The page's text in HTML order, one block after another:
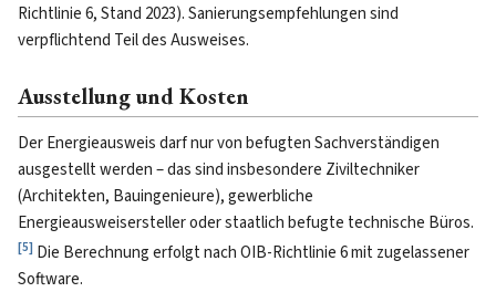
Richtlinie 6, Stand 2023). Sanierungsempfehlungen sind
verpflichtend Teil des Ausweises.
Ausstellung und Kosten
Der Energieausweis darf nur von befugten Sachverständigen
ausgestellt werden – das sind insbesondere Ziviltechniker
(Architekten, Bauingenieure), gewerbliche
Energieausweisersteller oder staatlich befugte technische Büros.
[5] Die Berechnung erfolgt nach OIB-Richtlinie 6 mit zugelassener
Software.